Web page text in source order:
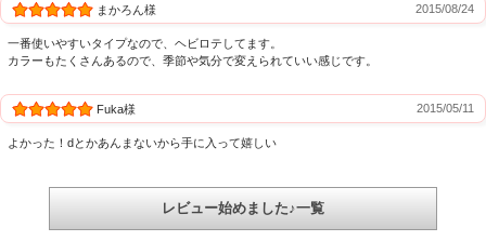
まかろん様 2015/08/24
一番使いやすいタイプなので、ヘビロテしてます。
カラーもたくさんあるので、季節や気分で変えられていい感じです。
Fuka様 2015/05/11
よかった！dとかあんまないから手に入って嬉しい
レビュー始めました♪一覧